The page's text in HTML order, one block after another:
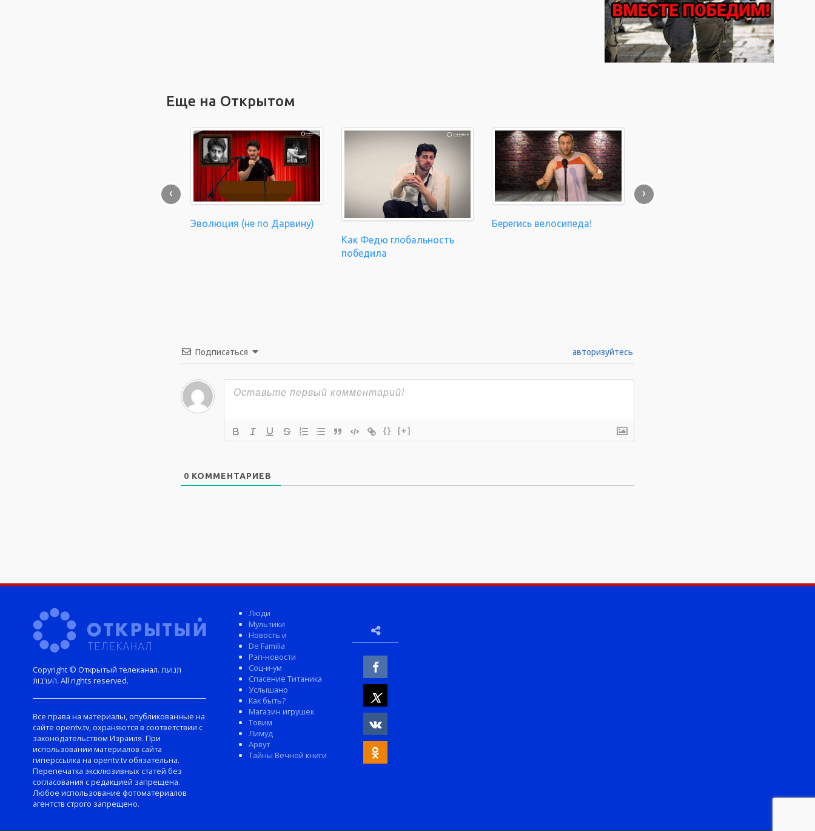
Еще на Открытом
Эволюция (не по Дарвину)
Как Федю глобальность
победила
Берегись велосипеда!
‹ ›
Подписаться авторизуйтесь
{} [+]
0 КОММЕНТАРИЕВ
Copyright © Открытый телеканал. תנועת
הערבות. All rights reserved.
Все права на материалы, опубликованные на
сайте opentv.tv, охраняются в соответствии с
законодательством Израиля. При
использовании материалов сайта
гиперссылка на opentv.tv обязательна.
Перепечатка эксклюзивных статей без
согласования с редакцией запрещена.
Любое использование фотоматериалов
агентств строго запрещено.
Люди
Мультики
Новость и
De Familia
Рэп-новости
Соц-и-ум
Спасение Титаника
Услышано
Как быть?
Магазин игрушек
Товим
Лимуд
Арвут
Тайны Вечной книги